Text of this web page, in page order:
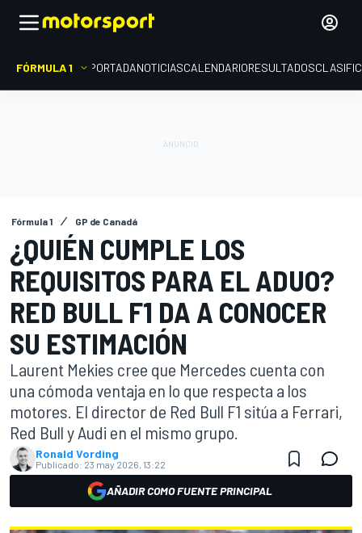
FÓRMULA 1 PORTADANOTICIASCALENDARIORESULTADOS
Fórmula 1 GP de Canadá
¿QUIÉN CUMPLE LOS
REQUISITOS PARA EL ADUO?
RED BULL F1 DA A CONOCER
SU ESTIMACIÓN
Laurent Mekies cree que Mercedes cuenta con
una cómoda ventaja en lo que respecta a los
motores. El director de Red Bull F1 sitúa a Ferrari,
Red Bull y Audi en el mismo grupo.
Ronald Vording
Publicado: 23 may 2026, 13:22
AÑADIR COMO FUENTE PRINCIPAL